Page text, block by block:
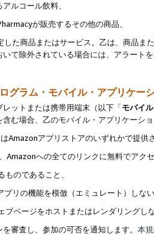
ルコール飲料、
が販売するその他の商品、
した商品またはサービス。乙は、商品ま
て除外されている場合には、アラート
グラム・モバイル・アプリケー
ットまたは携帯用端末（以下「モバイ
む場合、乙のモバイル・アプリケーシ
Amazonアプリストアのいずれかで提供
Amazonへの全てのリンクに無料でアク
のであること、
プリの機能を模倣（エミュレート）しな
ブページをホストまたはレンダリングし
審査し、参加の可否を通知します。 本